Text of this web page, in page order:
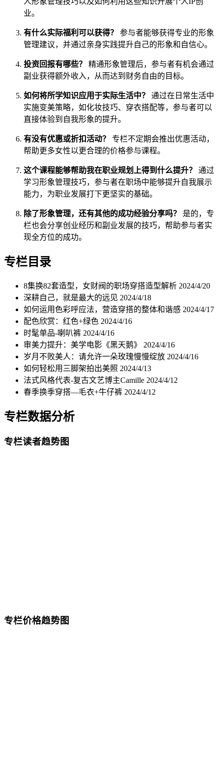
业。
有什么实际福利可以获得？
参与者能够获得专业的形象
管理建议，并通过亲身实践提升自己的形象和自信心。
投资回报有哪些？
精通形象管理后，参与者有机会通过
副业获得额外收入，从而达到财务自由的目标。
如何将所学知识应用于实际生活中？
通过在日常生活中
实施变美策略，如化妆技巧、穿衣搭配等，参与者可以
直接体验到自我形象的提升。
有没有优惠或折扣活动？
专栏不定期会推出优惠活动，
帮助更多女性以更合理的价格参与课程。
这个课程能够帮助我在职业规划上得到什么提升？
通过
学习形象管理技巧，参与者在职场中能够提升自我展示
能力，为职业发展打下更坚实的基础。
除了形象管理，还有其他的成功经验分享吗？
是的，专
栏也会分享创业经历和副业发展的技巧，帮助参与者实
现全方位的成功。
专栏目录
8集换82套造型，女财阀的职场穿搭造型解析 2024/4/20
深耕自己，就是最大的远见 2024/4/18
如何运用色彩呼应法，营造穿搭的整体和谐感 2024/4/17
配色欣赏：红色+绿色 2024/4/16
时髦单品-喇叭裤 2024/4/16
审美力提升：美学电影《黑天鹅》 2024/4/16
岁月不败美人：请允许一朵玫瑰慢慢绽放 2024/4/16
如何轻松用三脚架拍出美照 2024/4/13
法式风格代表-复古文艺博主Camille 2024/4/12
春季换季穿搭—毛衣+牛仔裤 2024/4/12
专栏数据分析
专栏读者趋势图
专栏价格趋势图